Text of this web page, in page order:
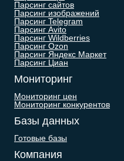
Парсинг сайтов
Парсинг изображений
Парсинг Telegram
Парсинг Avito
Парсинг Wildberries
Парсинг Ozon
Парсинг Яндекс Маркет
Парсинг Циан
Мониторинг
Мониторинг цен
Мониторинг конкурентов
Базы данных
Готовые базы
Компания